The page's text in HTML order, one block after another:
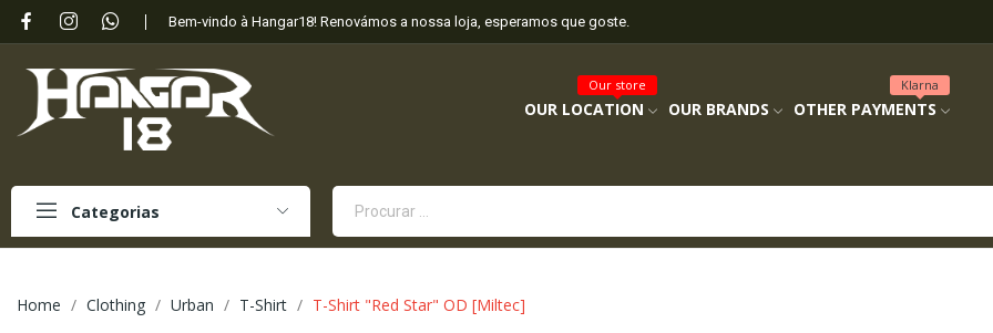
Bem-vindo à Hangar18! Renovámos a nossa loja, esperamos que goste.
OUR LOCATION
Our store
OUR BRANDS OTHER PAYMENTS
Klarna
Categorias
Home Clothing Urban T-Shirt T-Shirt "Red Star" OD [Miltec]